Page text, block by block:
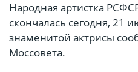
Народная артистка
скончалась сегодня, 21
знаменитой актрисы
Моссовета.